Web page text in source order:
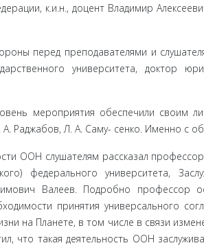
к.и.н., доцент Владимир
перед преподавателями и
университета, доктор
мероприятия обе­спечили своим
Раджабов, Л. А. Саму- сенко. Именно с
ООН слушателям расска­зал
федерального университета,
Валеев. Подробно профессор
принятия универсального
на Планете, в том числе в связи
что такая деятельность ООН